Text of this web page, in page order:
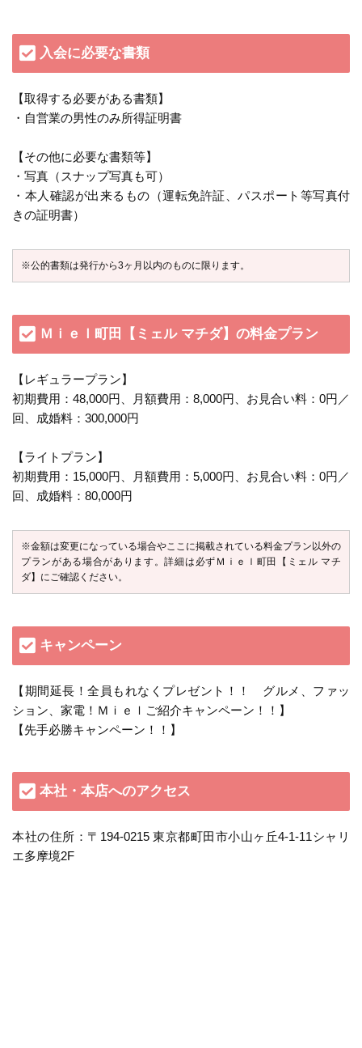
入会に必要な書類
【取得する必要がある書類】
・自営業の男性のみ所得証明書
【その他に必要な書類等】
・写真（スナップ写真も可）
・本人確認が出来るもの（運転免許証、パスポート等写真付
きの証明書）
※公的書類は発行から3ヶ月以内のものに限ります。
Ｍｉｅｌ町田【ミェル マチダ】の料金プラン
【レギュラープラン】
初期費用：48,000円、月額費用：8,000円、お見合い料：0円／
回、成婚料：300,000円
【ライトプラン】
初期費用：15,000円、月額費用：5,000円、お見合い料：0円／
回、成婚料：80,000円
※金額は変更になっている場合やここに掲載されている料金プラン以外の
プランがある場合があります。詳細は必ずＭｉｅｌ町田【ミェル マチ
ダ】にご確認ください。
キャンペーン
【期間延長！全員もれなくプレゼント！！ グルメ、ファッ
ション、家電！Ｍｉｅｌご紹介キャンペーン！！】
【先手必勝キャンペーン！！】
本社・本店へのアクセス
本社の住所：〒194-0215 東京都町田市小山ヶ丘4-1-11シャリ
エ多摩境2F